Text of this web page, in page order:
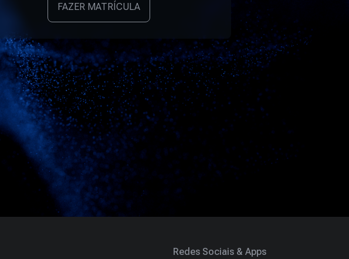
FAZER MATRÍCULA
Redes Sociais & Apps